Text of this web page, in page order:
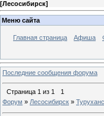
[Лесосибирск]
Меню сайта
Главная страница Афиша
Последние сообщения форума
Страница 1 из 1
1
Форум » Лесосибирск »